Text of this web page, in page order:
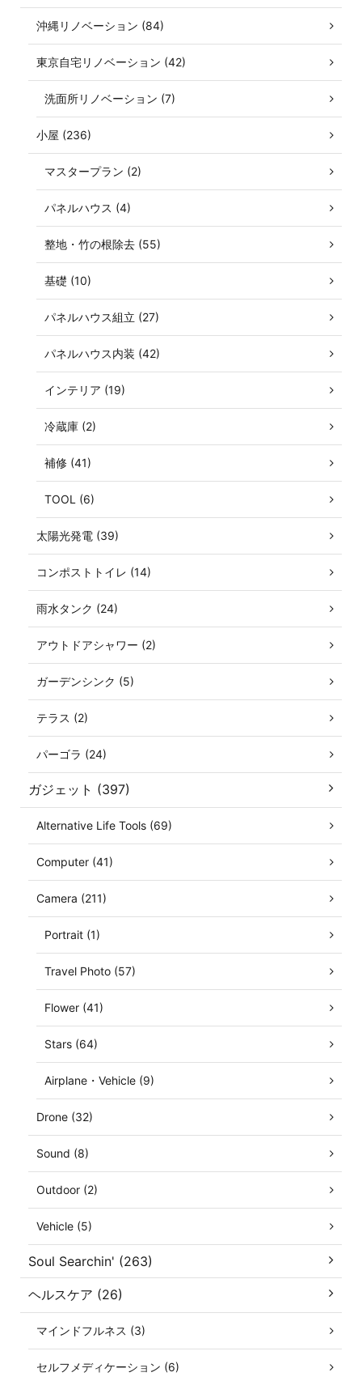
沖縄リノベーション (84)
東京自宅リノベーション (42)
洗面所リノベーション (7)
小屋 (236)
マスタープラン (2)
パネルハウス (4)
整地・竹の根除去 (55)
基礎 (10)
パネルハウス組立 (27)
パネルハウス内装 (42)
インテリア (19)
冷蔵庫 (2)
補修 (41)
TOOL (6)
太陽光発電 (39)
コンポストトイレ (14)
雨水タンク (24)
アウトドアシャワー (2)
ガーデンシンク (5)
テラス (2)
パーゴラ (24)
ガジェット (397)
Alternative Life Tools (69)
Computer (41)
Camera (211)
Portrait (1)
Travel Photo (57)
Flower (41)
Stars (64)
Airplane・Vehicle (9)
Drone (32)
Sound (8)
Outdoor (2)
Vehicle (5)
Soul Searchin' (263)
ヘルスケア (26)
マインドフルネス (3)
セルフメディケーション (6)